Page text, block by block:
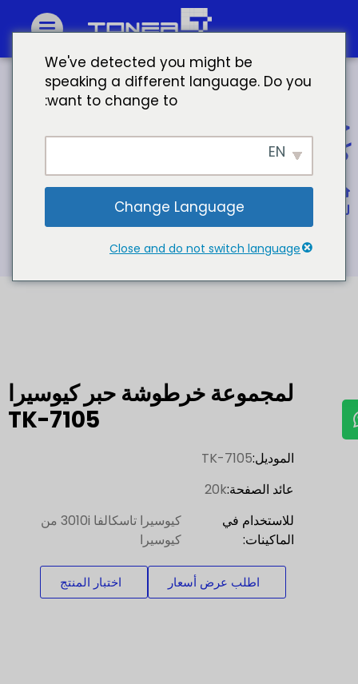
خراطيش حبر كيوسيرا خراطيش حبر
كيوسيرا مجموعة حبر كيوسيرا
الصفحة الرئيسية
لمجموعة خرطوشة حبر كيوسيرا TK-7105
لمجموعة خرطوشة حبر كيوسيرا
TK-7105
الموديل:TK-7105
عائد الصفحة:20k
للاستخدام في
الماكينات:
كيوسيرا تاسكالفا 3010i من
كيوسيرا
اطلب عرض أسعار اختبار المنتج
We've detected you might be
speaking a different language. Do you
want to change to:
EN
Change Language
Close and do not switch language